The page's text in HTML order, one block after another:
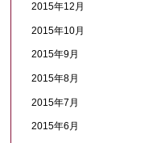
2015年12月
2015年10月
2015年9月
2015年8月
2015年7月
2015年6月